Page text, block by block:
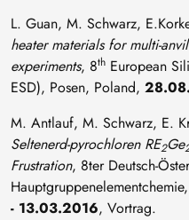
L. Guan, M. Schwarz,
heater materials for multi-
experiments, 8th European
ESD), Posen, Poland,
M. Antlauf, M. Schwarz, E.
Seltenerd-pyrochloren RE2Ge
Frustration, 8ter Deutsch-
- 13.03.2016, Vortrag.